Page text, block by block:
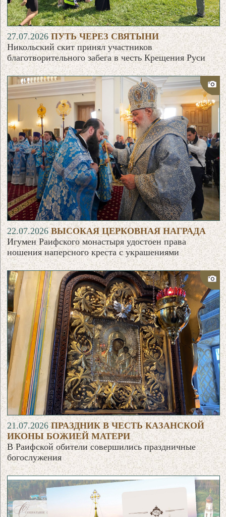
27.07.2026ПУТЬ ЧЕРЕЗ СВЯТЫНИ
Никольский скит принял участников
благотворительного забега в честь Крещения Руси
22.07.2026ВЫСОКАЯ ЦЕРКОВНАЯ НАГРАДА
Игумен Раифского монастыря удостоен права
ношения наперсного креста с украшениями
21.07.2026ПРАЗДНИК В ЧЕСТЬ КАЗАНСКОЙ
ИКОНЫ БОЖИЕЙ МАТЕРИ
В Раифской обители совершились праздничные
богослужения